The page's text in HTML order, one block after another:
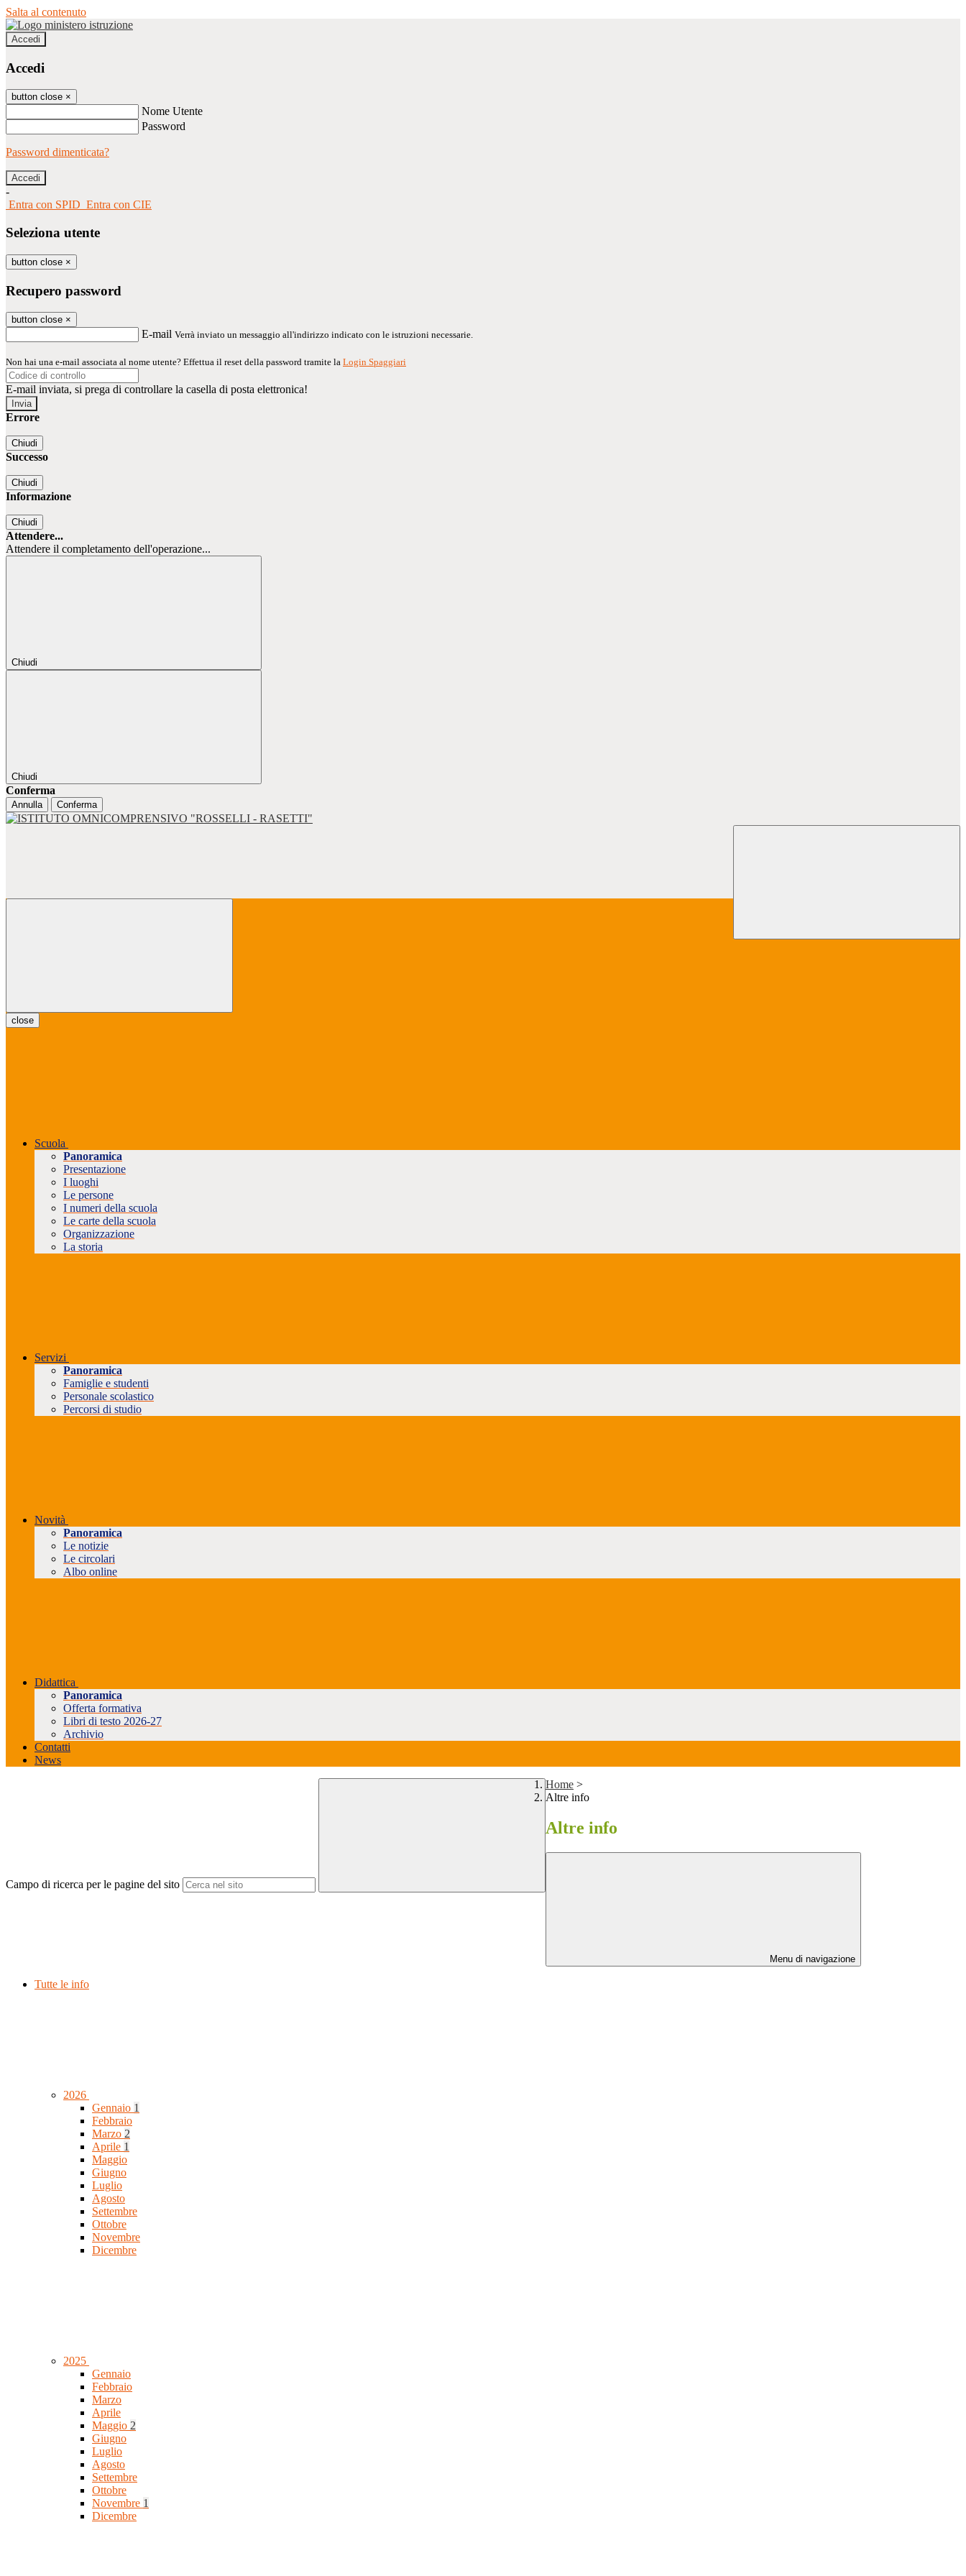
Salta al contenuto
Accedi
Accedi
button close ×
Nome Utente
Password
Password dimenticata?
-
Entra con SPID Entra con CIE
Seleziona utente
button close ×
Recupero password
button close ×
E-mail Verrà inviato un messaggio all'indirizzo indicato con le istruzioni necessarie.
Non hai una e-mail associata al nome utente? Effettua il reset della password tramite la Login Spaggiari
E-mail inviata, si prega di controllare la casella di posta elettronica!
Errore
Chiudi
Successo
Chiudi
Informazione
Chiudi
Attendere...
Attendere il completamento dell'operazione...
Chiudi
Chiudi
Conferma
Annulla Conferma
close
Scuola
Panoramica
Presentazione
I luoghi
Le persone
I numeri della scuola
Le carte della scuola
Organizzazione
La storia
Servizi
Panoramica
Famiglie e studenti
Personale scolastico
Percorsi di studio
Novità
Panoramica
Le notizie
Le circolari
Albo online
Didattica
Panoramica
Offerta formativa
Libri di testo 2026-27
Archivio
Contatti
News
Campo di ricerca per le pagine del sito
Home >
Altre info
Altre info
Menu di navigazione
Tutte le info
2026
Gennaio 1
Febbraio
Marzo 2
Aprile 1
Maggio
Giugno
Luglio
Agosto
Settembre
Ottobre
Novembre
Dicembre
2025
Gennaio
Febbraio
Marzo
Aprile
Maggio 2
Giugno
Luglio
Agosto
Settembre
Ottobre
Novembre 1
Dicembre